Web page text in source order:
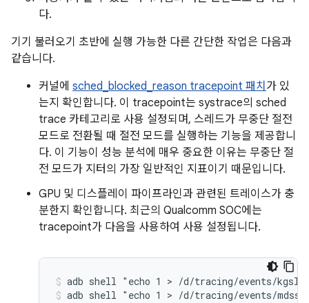
다.
기기 불러오기 초반에 실행 가능한 다른 간단한 작업은 다음과
같습니다.
커널에 sched_blocked_reason tracepoint 패치 가 있
는지 확인합니다. 이 tracepoint는 systrace의 sched
trace 카테고리로 사용 설정되며, 스레드가 무중단 절전
모드로 전환될 때 절전 모드를 실행하는 기능을 제공합니
다. 이 기능이 성능 분석에 매우 중요한 이유는 무중단 절
전 모드가 지터의 가장 일반적인 지표이기 때문입니다.
GPU 및 디스플레이 파이프라인과 관련된 트레이스가 충
분한지 확인합니다. 최근의 Qualcomm SOC에는
tracepoint가 다음을 사용하여 사용 설정됩니다.
adb shell "echo 1 > /d/tracing/events/kgsl/
adb shell "echo 1 > /d/tracing/events/mdss/